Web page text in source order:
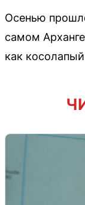
Осенью
самом
как